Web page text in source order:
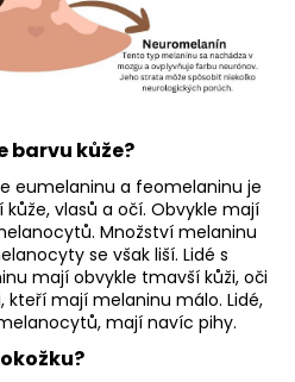
barvu kůže?
eumelaninu a feomelaninu je
vlasů a očí. Obvykle mají
Množství melaninu
se však liší. Lidé s
mají obvykle tmavší kůži, oči
kteří mají melaninu málo. Lidé,
mají navíc pihy.